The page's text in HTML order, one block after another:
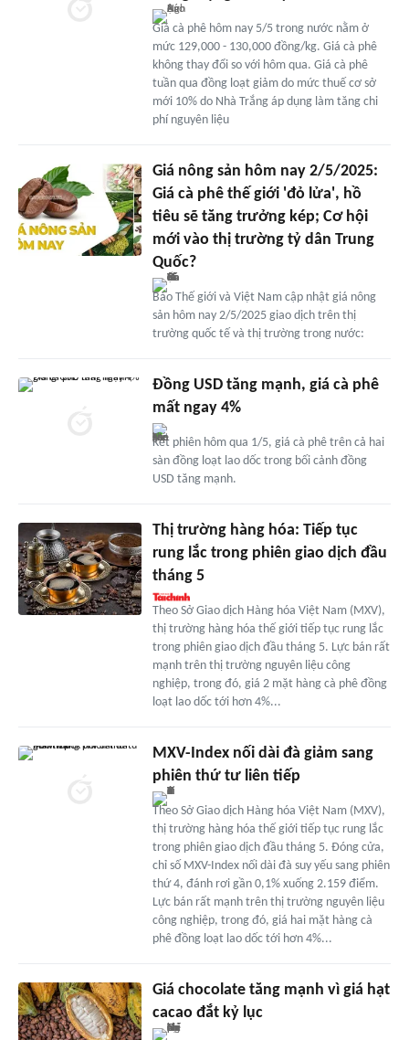
Giá cà phê hôm nay 5/5 trong nước nằm ở
mức 129,000 - 130,000 đồng/kg. Giá cà phê
không thay đổi so với hôm qua. Giá cà phê
tuần qua đồng loạt giảm do mức thuế cơ sở
mới 10% do Nhà Trắng áp dụng làm tăng chi
phí nguyên liệu
Giá nông sản hôm nay 2/5/2025:
Giá cà phê thế giới 'đỏ lửa', hồ
tiêu sẽ tăng trưởng kép; Cơ hội
mới vào thị trường tỷ dân Trung
Quốc?
Báo Thế giới và Việt Nam cập nhật giá nông
sản hôm nay 2/5/2025 giao dịch trên thị
trường quốc tế và thị trường trong nước:
Đồng USD tăng mạnh, giá cà phê
mất ngay 4%
Kết phiên hôm qua 1/5, giá cà phê trên cả hai
sàn đồng loạt lao dốc trong bối cảnh đồng
USD tăng mạnh.
Thị trường hàng hóa: Tiếp tục
rung lắc trong phiên giao dịch đầu
tháng 5
Theo Sở Giao dịch Hàng hóa Việt Nam (MXV),
thị trường hàng hóa thế giới tiếp tục rung lắc
trong phiên giao dịch đầu tháng 5. Lực bán rất
mạnh trên thị trường nguyên liệu công
nghiệp, trong đó, giá 2 mặt hàng cà phê đồng
loạt lao dốc tới hơn 4%...
MXV-Index nối dài đà giảm sang
phiên thứ tư liên tiếp
Theo Sở Giao dịch Hàng hóa Việt Nam (MXV),
thị trường hàng hóa thế giới tiếp tục rung lắc
trong phiên giao dịch đầu tháng 5. Đóng cửa,
chỉ số MXV-Index nối dài đà suy yếu sang phiên
thứ 4, đánh rơi gần 0,1% xuống 2.159 điểm.
Lực bán rất mạnh trên thị trường nguyên liệu
công nghiệp, trong đó, giá hai mặt hàng cà
phê đồng loạt lao dốc tới hơn 4%...
Giá chocolate tăng mạnh vì giá hạt
cacao đắt kỷ lục